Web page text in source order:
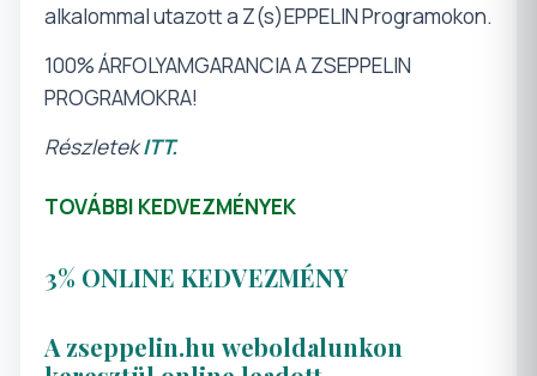
alkalommal utazott a Z(s)EPPELIN Programokon.
100% ÁRFOLYAMGARANCIA A ZSEPPELIN
PROGRAMOKRA!
RészletekITT.
TOVÁBBI KEDVEZMÉNYEK
3% ONLINE KEDVEZMÉNY
A zseppelin.hu weboldalunkon